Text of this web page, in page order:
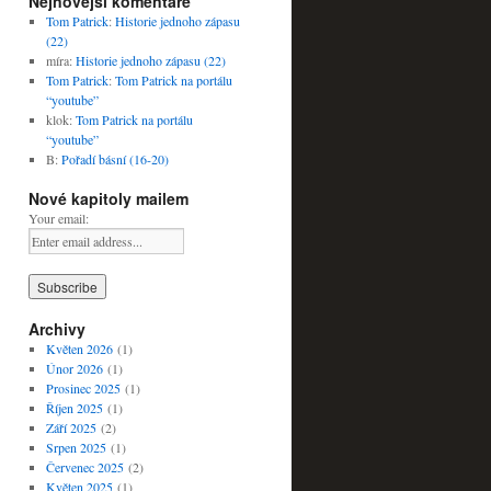
Tom Patrick:Historie jednoho zápasu
(22)
míra:Historie jednoho zápasu (22)
Tom Patrick:Tom Patrick na portálu
“youtube”
klok:Tom Patrick na portálu
“youtube”
B:Pořadí básní (16-20)
Nové kapitoly mailem
Your email:
Archivy
Květen 2026(1)
Únor 2026(1)
Prosinec 2025(1)
Říjen 2025(1)
Září 2025(2)
Srpen 2025(1)
Červenec 2025(2)
Květen 2025(1)